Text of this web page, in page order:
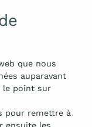
que nous
auparavant
le point sur
pour remettre à
ensuite les